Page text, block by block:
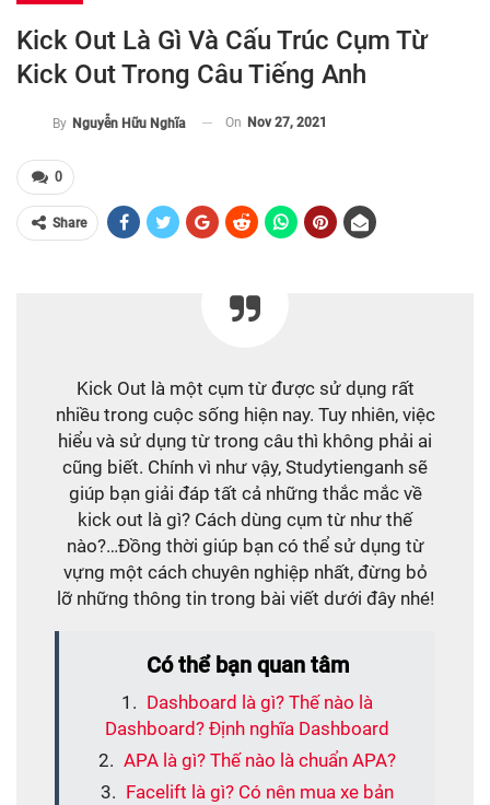
Kick Out Là Gì Và Cấu Trúc Cụm Từ
Kick Out Trong Câu Tiếng Anh
By Nguyễn Hữu Nghĩa On Nov 27, 2021
0
Share
Kick Out là một cụm từ được sử dụng rất
nhiều trong cuộc sống hiện nay. Tuy nhiên, việc
hiểu và sử dụng từ trong câu thì không phải ai
cũng biết. Chính vì như vậy, Studytienganh sẽ
giúp bạn giải đáp tất cả những thắc mắc về
kick out là gì? Cách dùng cụm từ như thế
nào?…Đồng thời giúp bạn có thể sử dụng từ
vựng một cách chuyên nghiệp nhất, đừng bỏ
lỡ những thông tin trong bài viết dưới đây nhé!
Có thể bạn quan tâm
Dashboard là gì? Thế nào là
Dashboard? Định nghĩa Dashboard
APA là gì? Thế nào là chuẩn APA?
Facelift là gì? Có nên mua xe bản